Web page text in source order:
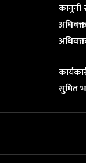
कानुनी
सुमित